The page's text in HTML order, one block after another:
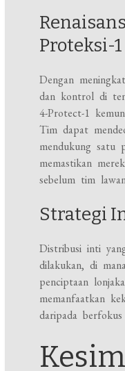
Proteksi-1
Dengan
dan kontrol di
4-Protect-1
Tim dapat
mendukung satu
memastikan
sebelum tim
Strategi
Distribusi inti
dilakukan, di
penciptaan
memanfaatkan
daripada